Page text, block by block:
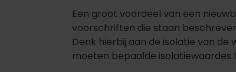
Een groot voordeel van een
voorschriften die staan
Denk hierbij aan de isolatie van
moeten bepaalde isolatiewaardes